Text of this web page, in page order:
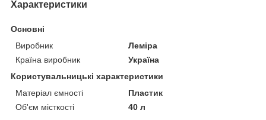
Характеристики
Основні
Виробник
Леміра
Країна виробник
Україна
Користувальницькі характеристики
Матеріал ємності
Пластик
Об'єм місткості
40 л